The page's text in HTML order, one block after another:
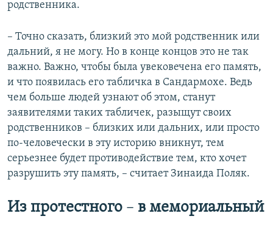
родственника.
– Точно сказать, близкий это мой родственник или
дальний, я не могу. Но в конце концов это не так
важно. Важно, чтобы была увековечена его память,
и что появилась его табличка в Сандармохе. Ведь
чем больше людей узнают об этом, станут
заявителями таких табличек, разыщут своих
родственников – близких или дальних, или просто
по-человечески в эту историю вникнут, тем
серьезнее будет противодействие тем, кто хочет
разрушить эту память, – считает Зинаида Поляк.
Из протестного – в мемориальный